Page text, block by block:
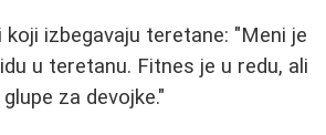
koji izbegavaju teretane: "Meni je
u teretanu. Fitnes je u redu, ali
za devojke."